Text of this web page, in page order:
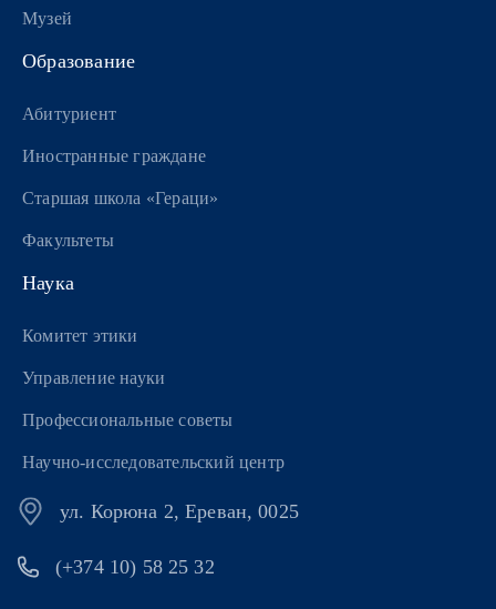
Музей
Образование
Абитуриент
Иностранные граждане
Старшая школа «Гераци»
Факультеты
Наука
Комитет этики
Управление науки
Профессиональные советы
Научно-исследовательский центр
ул. Корюна 2, Ереван, 0025
(+374 10) 58 25 32